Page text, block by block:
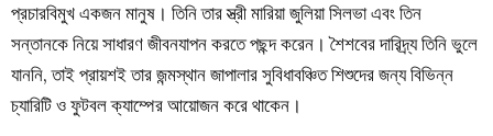
প্রচারবিমুখ একজন মানুষ। তিনি তার স্ত্রী মারিয়া জুলিয়া সিলভা এবং তিন
সন্তানকে নিয়ে সাধারণ জীবনযাপন করতে পছন্দ করেন। শৈশবের দারিদ্র্য তিনি ভুলে
যাননি, তাই প্রায়শই তার জন্মস্থান জাপালার সুবিধাবঞ্চিত শিশুদের জন্য বিভিন্ন
চ্যারিটি ও ফুটবল ক্যাম্পের আয়োজন করে থাকেন।